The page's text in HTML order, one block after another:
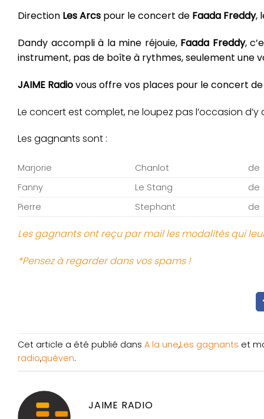
Direction Les Arcs pour le concert de Faada Freddy,
Dandy accompli à la mine réjouie, Faada Freddy,
instrument, pas de boîte à rythmes, seulement une
JAIME Radiovous offre vos places pour le concert
Le concert est complet, ne loupez pas l’occasion d’y
Les gagnants sont :
Marjorie Chanlot
de
Fanny
Le Stang
de
Pierre
Stephant de
Les gagnants ont reçu par mail les modalités qui
*Pensez à regarder dans vos spams !
Cet article a été publié dans A la une,Les gagnants et
radio,quéven.
JAIME RADIO